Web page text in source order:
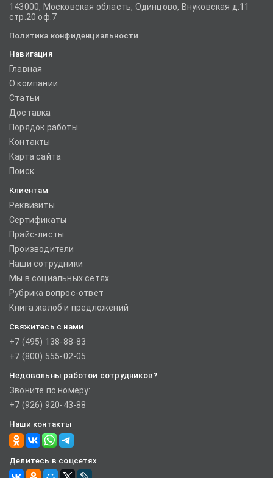
143000, Московская область, Одинцово, Внуковская д.11
стр.20 оф.7
Политика конфиденциальности
Навигация
Главная
О компании
Статьи
Доставка
Порядок работы
Контакты
Карта сайта
Поиск
Клиентам
Реквизиты
Сертификаты
Прайс-листы
Производители
Наши сотрудники
Мы в социальных сетях
Рубрика вопрос-ответ
Книга жалоб и предложений
Свяжитесь с нами
+7 (495) 138-88-83
+7 (800) 555-02-05
Недовольны работой сотрудников?
Звоните по номеру:
+7 (926) 920-43-88
Наши контакты
Делитесь в соцсетях